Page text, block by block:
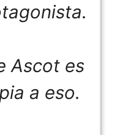
Ascot es
a eso.